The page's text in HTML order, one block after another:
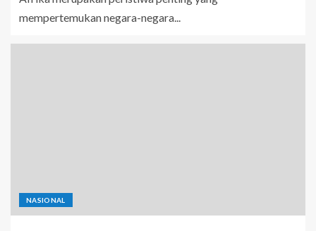
mempertemukan negara-negara...
NASIONAL